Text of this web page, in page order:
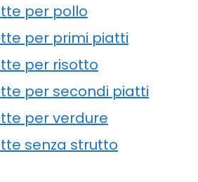
per pollo
per primi piatti
per risotto
per secondi piatti
per verdure
senza strutto